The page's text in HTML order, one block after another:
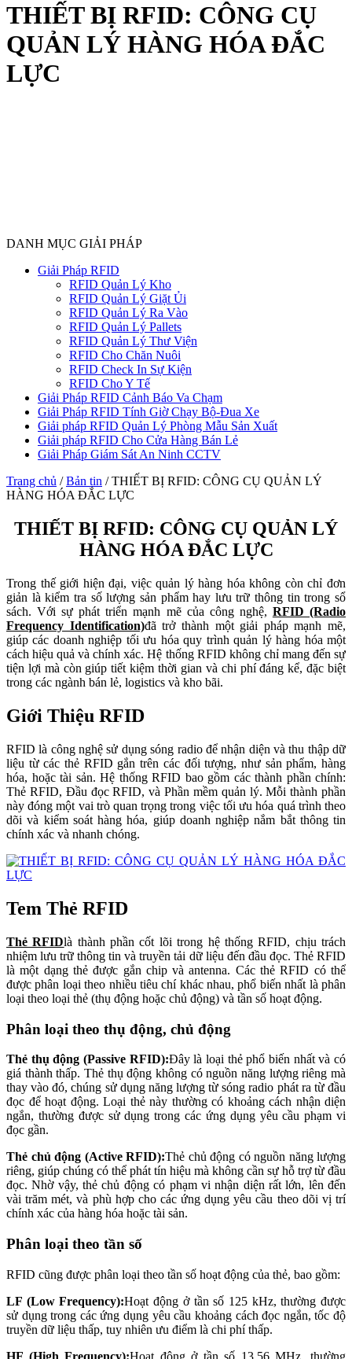
THIẾT BỊ RFID: CÔNG CỤ
QUẢN LÝ HÀNG HÓA ĐẮC
LỰC
DANH MỤC GIẢI PHÁP
Giải Pháp RFID
RFID Quản Lý Kho
RFID Quản Lý Giặt Ủi
RFID Quản Lý Ra Vào
RFID Quản Lý Pallets
RFID Quản Lý Thư Viện
RFID Cho Chăn Nuôi
RFID Check In Sự Kiện
RFID Cho Y Tế
Giải Pháp RFID Cảnh Báo Va Chạm
Giải Pháp RFID Tính Giờ Chạy Bộ-Đua Xe
Giải pháp RFID Quản Lý Phòng Mẫu Sản Xuất
Giải pháp RFID Cho Cửa Hàng Bán Lẻ
Giải Pháp Giám Sát An Ninh CCTV
Trang chủ / Bản tin /THIẾT BỊ RFID: CÔNG CỤ QUẢN LÝ
HÀNG HÓA ĐẮC LỰC
THIẾT BỊ RFID: CÔNG CỤ QUẢN LÝ
HÀNG HÓA ĐẮC LỰC
Trong thế giới hiện đại, việc quản lý hàng hóa không còn chỉ đơn
giản là kiểm tra số lượng sản phẩm hay lưu trữ thông tin trong sổ
sách. Với sự phát triển mạnh mẽ của công nghệ, RFID (Radio
Frequency Identification)đã trở thành một giải pháp mạnh mẽ,
giúp các doanh nghiệp tối ưu hóa quy trình quản lý hàng hóa một
cách hiệu quả và chính xác. Hệ thống RFID không chỉ mang đến sự
tiện lợi mà còn giúp tiết kiệm thời gian và chi phí đáng kể, đặc biệt
trong các ngành bán lẻ, logistics và kho bãi.
Giới Thiệu RFID
RFID là công nghệ sử dụng sóng radio để nhận diện và thu thập dữ
liệu từ các thẻ RFID gắn trên các đối tượng, như sản phẩm, hàng
hóa, hoặc tài sản. Hệ thống RFID bao gồm các thành phần chính:
Thẻ RFID, Đầu đọc RFID, và Phần mềm quản lý. Mỗi thành phần
này đóng một vai trò quan trọng trong việc tối ưu hóa quá trình theo
dõi và kiểm soát hàng hóa, giúp doanh nghiệp nắm bắt thông tin
chính xác và nhanh chóng.
Tem Thẻ RFID
Thẻ RFIDlà thành phần cốt lõi trong hệ thống RFID, chịu trách
nhiệm lưu trữ thông tin và truyền tải dữ liệu đến đầu đọc. Thẻ RFID
là một dạng thẻ được gắn chip và antenna. Các thẻ RFID có thể
được phân loại theo nhiều tiêu chí khác nhau, phổ biến nhất là phân
loại theo loại thẻ (thụ động hoặc chủ động) và tần số hoạt động.
Phân loại theo thụ động, chủ động
Thẻ thụ động (Passive RFID):Đây là loại thẻ phổ biến nhất và có
giá thành thấp. Thẻ thụ động không có nguồn năng lượng riêng mà
thay vào đó, chúng sử dụng năng lượng từ sóng radio phát ra từ đầu
đọc để hoạt động. Loại thẻ này thường có khoảng cách nhận diện
ngắn, thường được sử dụng trong các ứng dụng yêu cầu phạm vi
đọc gần.
Thẻ chủ động (Active RFID):Thẻ chủ động có nguồn năng lượng
riêng, giúp chúng có thể phát tín hiệu mà không cần sự hỗ trợ từ đầu
đọc. Nhờ vậy, thẻ chủ động có phạm vi nhận diện rất lớn, lên đến
vài trăm mét, và phù hợp cho các ứng dụng yêu cầu theo dõi vị trí
chính xác của hàng hóa hoặc tài sản.
Phân loại theo tần số
RFID cũng được phân loại theo tần số hoạt động của thẻ, bao gồm:
LF (Low Frequency):Hoạt động ở tần số 125 kHz, thường được
sử dụng trong các ứng dụng yêu cầu khoảng cách đọc ngắn, tốc độ
truyền dữ liệu thấp, tuy nhiên ưu điểm là chi phí thấp.
HF (High Frequency):Hoạt động ở tần số 13.56 MHz, thường